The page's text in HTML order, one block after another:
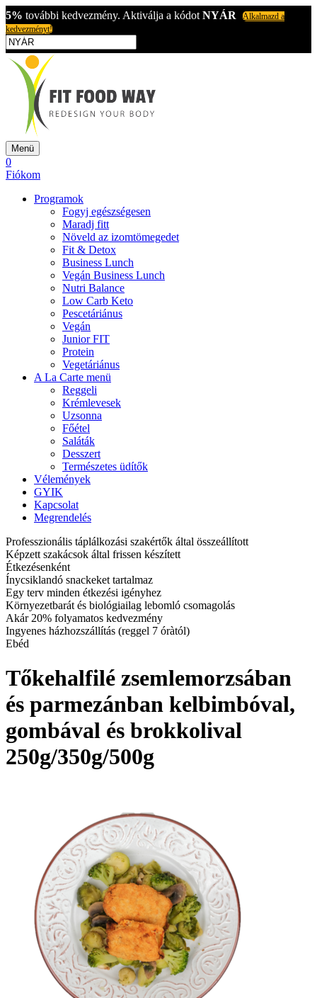
5% további kedvezmény. Aktiválja a kódot NYÁR
Alkalmazd a
kedvezményt!
Menü
0
Fiókom
Programok
Fogyj egészségesen
Maradj fitt
Növeld az izomtömegedet
Fit & Detox
Business Lunch
Vegán Business Lunch
Nutri Balance
Low Carb Keto
Pescetáriánus
Vegán
Junior FIT
Protein
Vegetáriánus
A La Carte menü
Reggeli
Krémlevesek
Uzsonna
Főétel
Saláták
Desszert
Természetes üdítők
Vélemények
GYIK
Kapcsolat
Megrendelés
Professzionális táplálkozási szakértők által összeállított
Képzett szakácsok által frissen készített
Étkezésenként
Ínycsiklandó snackeket tartalmaz
Egy terv minden étkezési igényhez
Környezetbarát és biológiailag lebomló csomagolás
Akár 20% folyamatos kedvezmény
Ingyenes házhozszállítás (reggel 7 óràtól)
Ebéd
Tőkehalfilé zsemlemorzsában
és parmezánban kelbimbóval,
gombával és brokkolival
250g/350g/500g